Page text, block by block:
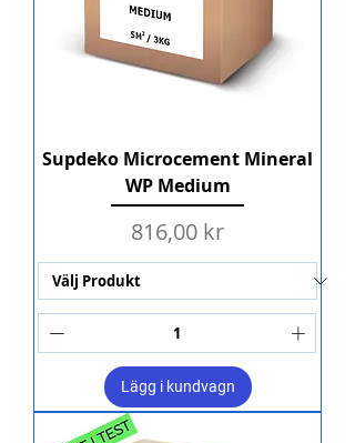
Supdeko Microcement Mineral
WP Medium
Pris
816,00 kr
Lägg i kundvagn